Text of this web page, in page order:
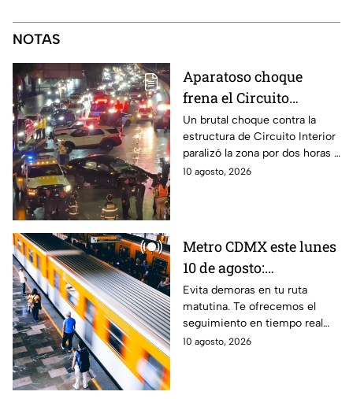
NOTAS
Aparatoso choque
frena el Circuito
Interior y deja una
mujer herida, mientras
dormía
Un brutal choque contra la
estructura de Circuito Interior
paralizó la zona por dos horas y
una familia tuvo que subir al
10 agosto, 2026
Metro CDMX este lunes
10 de agosto:
Frecuencia de trenes y
Líneas con retrasos
Evita demoras en tu ruta
matutina. Te ofrecemos el
seguimiento en tiempo real
sobre la afluencia en andenes
10 agosto, 2026